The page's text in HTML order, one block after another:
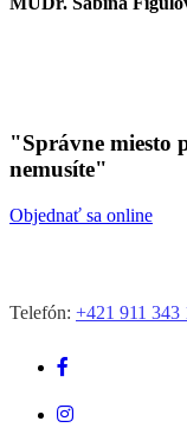
"Správne miesto
nemusíte"
Objednať sa online
Telefón: +421 911 343